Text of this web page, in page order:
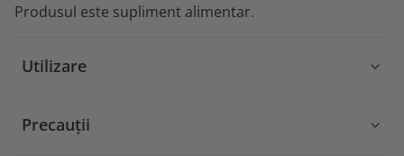
Produsul este supliment alimentar.
Utilizare
Precauții